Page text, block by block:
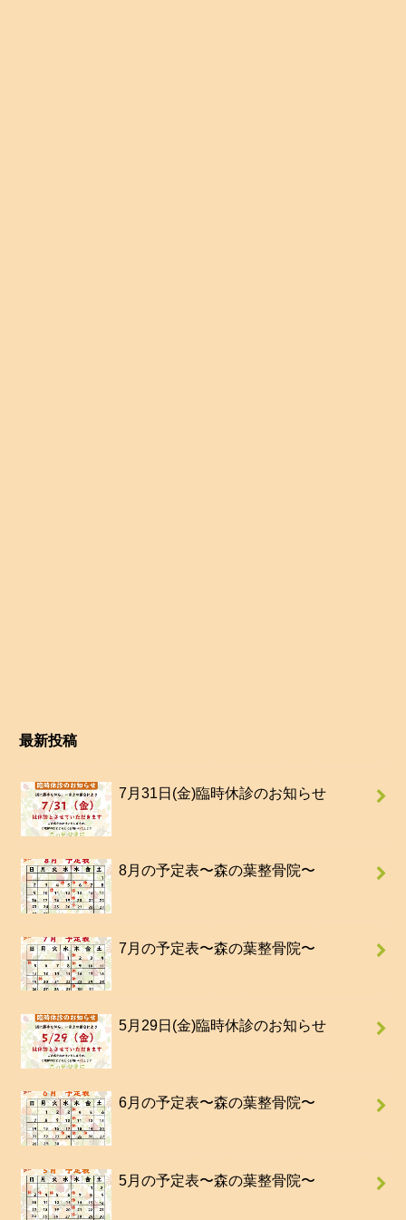
最新投稿
7月31日(金)臨時休診のお知らせ
8月の予定表〜森の葉整骨院〜
7月の予定表〜森の葉整骨院〜
5月29日(金)臨時休診のお知らせ
6月の予定表〜森の葉整骨院〜
5月の予定表〜森の葉整骨院〜